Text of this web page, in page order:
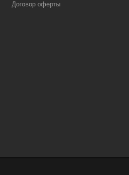
Договор оферты